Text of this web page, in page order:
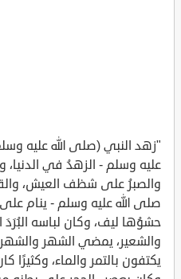
"زهد النبي (صلى الله عليه
عليه وسلم - الزهدُ في الدنيا،
والصبرُ على شظف العيش،
صلى الله عليه وسلم - ينام
حشوُها ليف، وكان لباسه البُرَدَ
والشعير، يمضي الشهر
يكتفون بالتمر والماء، وكثيرًا